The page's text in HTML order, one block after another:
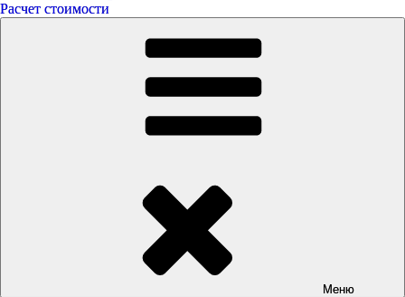
Расчет стоимости
Меню